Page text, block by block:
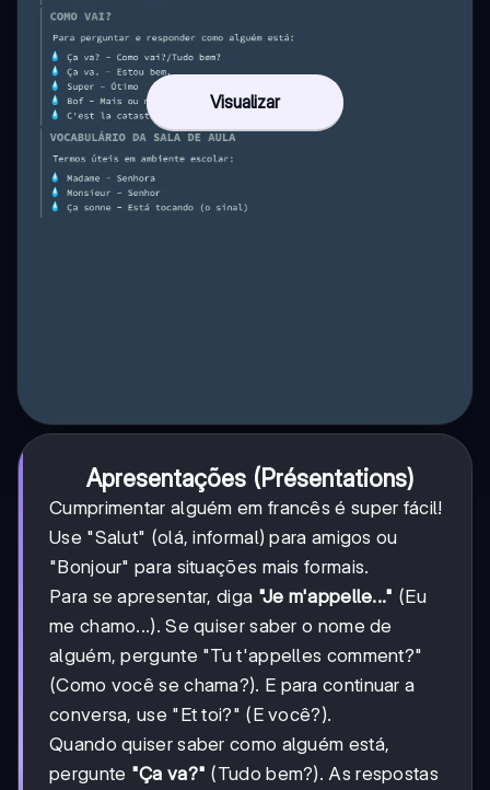
Visualizar
Apresentações (Présentations)
Cumprimentar alguém em francês é super fácil!
Use "Salut" (olá, informal) para amigos ou
"Bonjour" para situações mais formais.
Para se apresentar, diga "Je m'appelle..." (Eu
me chamo...). Se quiser saber o nome de
alguém, pergunte "Tu t'appelles comment?"
(Como você se chama?). E para continuar a
conversa, use "Et toi?" (E você?).
Quando quiser saber como alguém está,
pergunte "Ça va?" (Tudo bem?). As respostas